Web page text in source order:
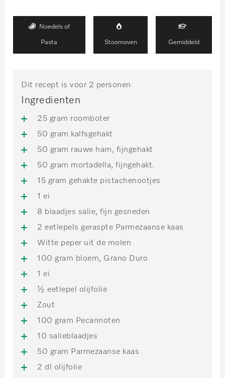
Noedels of
Pasta Stoomoven Gemiddeld
Dit recept is voor 2 personen
Ingredienten
25 gram roomboter
50 gram kalfsgehakt
50 gram rauwe ham, fijngehakt
50 gram mortadella, fijngehakt.
15 gram gehakte pistachenootjes
1 ei
8 blaadjes salie, fijn gesneden
2 eetlepels geraspte Parmezaanse kaas
Witte peper uit de molen
100 gram bloem, Grano Duro
1 ei
½ eetlepel olijfolie
Zout
100 gram Pecannoten
10 salieblaadjes
50 gram Parmezaanse kaas
2 dl olijfolie